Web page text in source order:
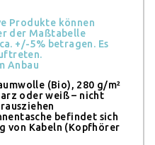
Produkte können
der Maßtabelle
+/-5% betragen. Es
Anbau
(Bio), 280 g/m²
oder weiß – nicht
befindet sich
von Kabeln (Kopfhörer